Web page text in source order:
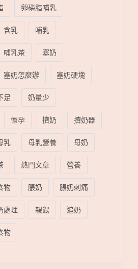
卵磷脂哺乳
含乳
哺乳
哺乳茶
塞奶
塞奶怎麼辦
塞奶硬塊
足
奶量少
懷孕 擠奶
擠奶器
乳 母乳營養
母奶
熱門文章
營養
物 脹奶
脹奶刺痛
處理 親餵
追奶
物